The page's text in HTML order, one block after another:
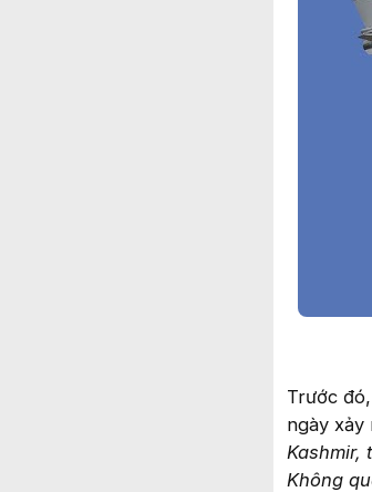
Trước
ngày
Kashmir,
Không